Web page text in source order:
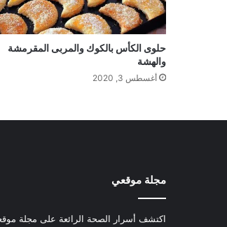
حلوى الكأس بالكوك والمربى المقرمشة
والهشة
أغسطس 3, 2020
مجلة موقعي
اكتشف أسرار الصحة الرائعة على مجلة